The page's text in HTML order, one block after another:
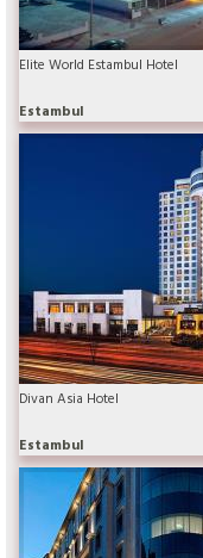
Elite World Estambul Hotel
Estambul
Divan Asia Hotel
Estambul